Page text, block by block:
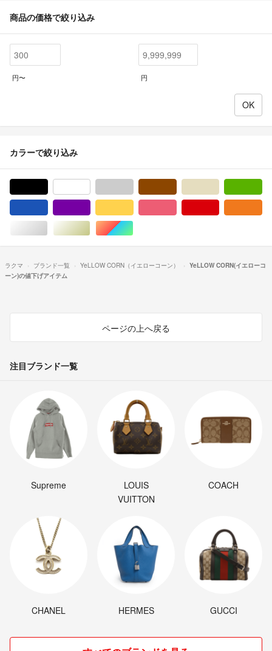
商品の価格で絞り込み
円〜 円
カラーで絞り込み
シルバー/銀色系ゴールド/金色系マルチカラー
ラクマ ブランド一覧 YeLLOW CORN（イエローコーン）
YeLLOW CORN(イエローコ
ーン)の値下げアイテム
ページの上へ戻る
注目ブランド一覧
Supreme
LOUIS
VUITTON
COACH
CHANEL HERMES GUCCI